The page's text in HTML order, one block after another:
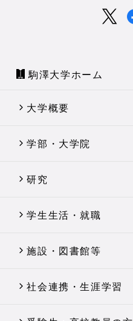
駒澤大学ホーム
大学概要
学部・大学院
研究
学生生活・就職
施設・図書館等
社会連携・生涯学習